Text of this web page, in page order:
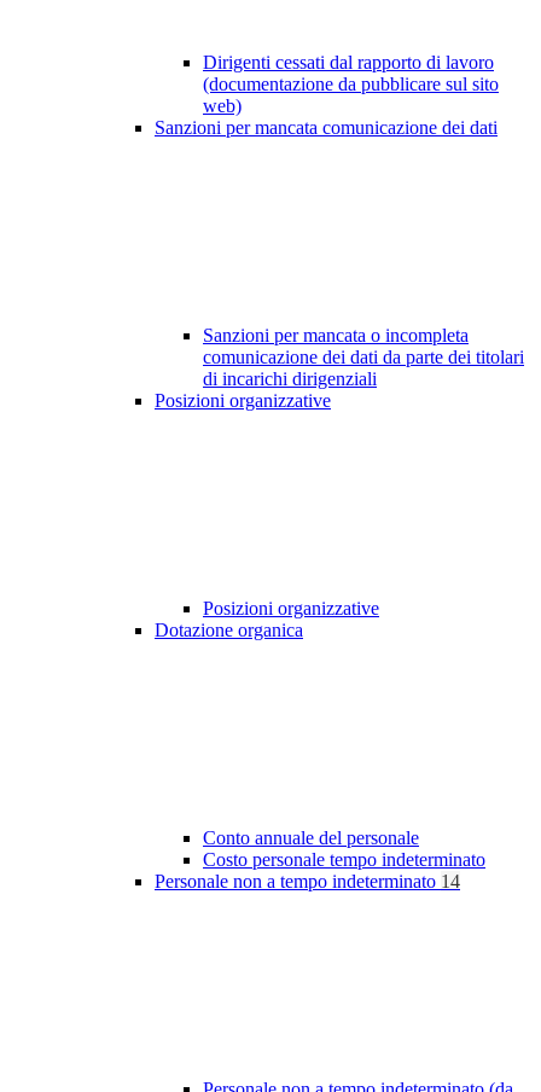
Dirigenti cessati dal rapporto di lavoro
(documentazione da pubblicare sul sito
web)
Sanzioni per mancata comunicazione dei dati
Sanzioni per mancata o incompleta
comunicazione dei dati da parte dei titolari
di incarichi dirigenziali
Posizioni organizzative
Posizioni organizzative
Dotazione organica
Conto annuale del personale
Costo personale tempo indeterminato
Personale non a tempo indeterminato 14